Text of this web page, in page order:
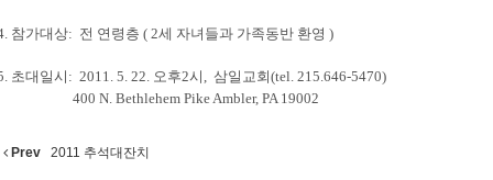
참가대상: 전 연령층 ( 2세 자녀들과 가족동반 환영 )
초대일시: 2011. 5. 22. 오후2시, 삼일교회(tel. 215.646-5470)
400 N. Bethlehem Pike Ambler, PA 19002
Prev 2011 추석대잔치